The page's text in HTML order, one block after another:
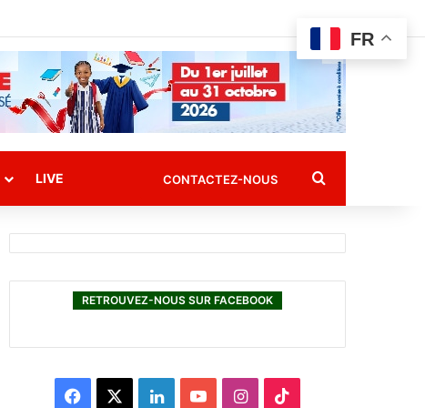
LIVE CONTACTEZ-NOUS Rechercher
RETROUVEZ-NOUS SUR FACEBOOK
L
I
FR